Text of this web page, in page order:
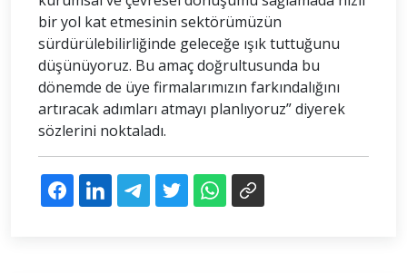
bir yol kat etmesinin sektörümüzün
sürdürülebilirliğinde geleceğe ışık tuttuğunu
düşünüyoruz. Bu amaç doğrultusunda bu
dönemde de üye firmalarımızın farkındalığını
artıracak adımları atmayı planlıyoruz” diyerek
sözlerini noktaladı.